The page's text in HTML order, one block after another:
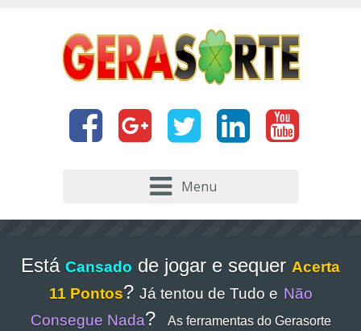
Menu
Está Cansado de jogar e sequer Acerta
11 Pontos? Já tentou de Tudo e Não
Consegue Nada?
As ferramentas do Gerasorte